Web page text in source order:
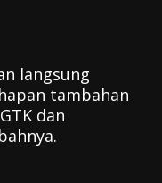
langsung
tambahan
dan